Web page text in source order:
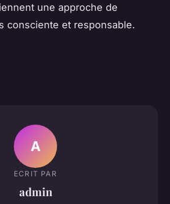
une approche de
consciente et responsable.
A
ECRIT PAR
admin